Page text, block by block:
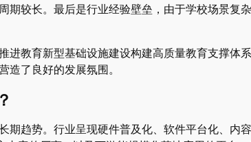
较长。最后是行业经验壁垒，由于学校场景复
教育新型基础设施建设构建高质量教育支撑体
了良好的发展氛围。
趋势。行业呈现硬件普及化、软件平台化、内